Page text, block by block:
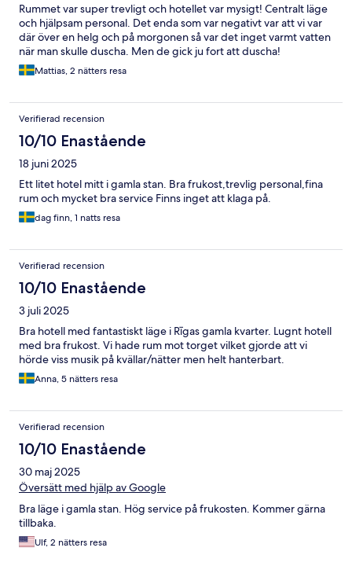
Rummet var super trevligt och hotellet var mysigt! Centralt läge
och hjälpsam personal. Det enda som var negativt var att vi var
där över en helg och på morgonen så var det inget varmt vatten
när man skulle duscha. Men de gick ju fort att duscha!
Mattias, 2 nätters resa
Verifierad recension
10/10 Enastående
18 juni 2025
Ett litet hotel mitt i gamla stan. Bra frukost,trevlig personal,fina
rum och mycket bra service Finns inget att klaga på.
dag finn, 1 natts resa
Verifierad recension
10/10 Enastående
3 juli 2025
Bra hotell med fantastiskt läge i Rīgas gamla kvarter. Lugnt hotell
med bra frukost. Vi hade rum mot torget vilket gjorde att vi
hörde viss musik på kvällar/nätter men helt hanterbart.
Anna, 5 nätters resa
Verifierad recension
10/10 Enastående
30 maj 2025
Översätt med hjälp av Google
Bra läge i gamla stan. Hög service på frukosten. Kommer gärna
tillbaka.
Ulf, 2 nätters resa